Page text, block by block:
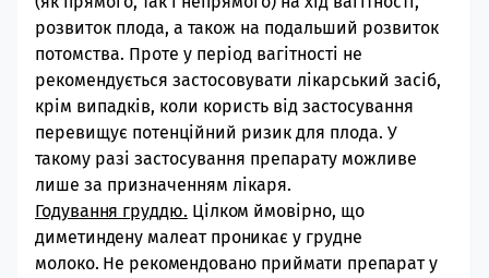
розвиток плода, а також на подальший розвиток
потомства. Проте у період вагітності не
рекомендується застосовувати лікарський засіб,
крім випадків, коли користь від застосування
перевищує потенційний ризик для плода. У
такому разі застосування препарату можливе
лише за призначенням лікаря.
Годування груддю. Цілком ймовірно, що
диметиндену малеат проникає у грудне
молоко. Не рекомендовано приймати препарат у